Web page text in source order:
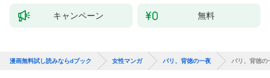
キャンペーン 無料
漫画無料試し読みならdブック 女性マンガ パリ、背徳の一夜 パリ、背徳の